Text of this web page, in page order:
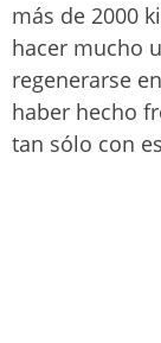
más de 2000
hacer mucho
regenerarse
haber hecho
tan sólo con